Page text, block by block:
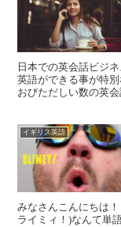
日本での英会話ビジ
英語ができる事が特
おびただしい数の英
イギリス英語
みなさんこんにちは
ライミィ！)なんて単